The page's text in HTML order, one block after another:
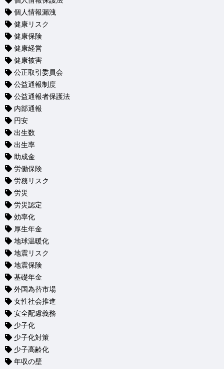
個人情報漏洩
健康リスク
健康保険
健康経営
健康被害
公正取引委員会
公益通報制度
公益通報者保護法
内部通報
円安
出生数
出生率
助成金
労働保険
労務リスク
労災
労災認定
効率化
厚生年金
地球温暖化
地震リスク
地震保険
基礎年金
外国為替市場
女性社会推進
安全配慮義務
少子化
少子化対策
少子高齢化
年収の壁